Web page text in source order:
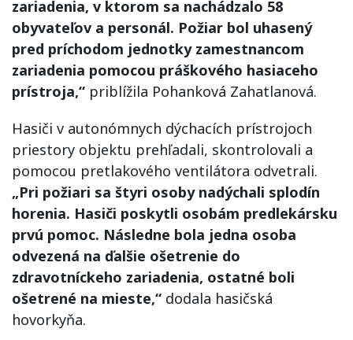
zariadenia, v ktorom sa nachádzalo 58
obyvateľov a personál. Požiar bol uhasený
pred príchodom jednotky zamestnancom
zariadenia pomocou práškového hasiaceho
prístroja,“ priblížila Pohanková Zahatlanová.
Hasiči v autonómnych dýchacích prístrojoch
priestory objektu prehľadali, skontrolovali a
pomocou pretlakového ventilátora odvetrali.
„Pri požiari sa štyri osoby nadýchali splodín
horenia. Hasiči poskytli osobám predlekársku
prvú pomoc. Následne bola jedna osoba
odvezená na ďalšie ošetrenie do
zdravotníckeho zariadenia, ostatné boli
ošetrené na mieste,“ dodala hasičská
hovorkyňa.